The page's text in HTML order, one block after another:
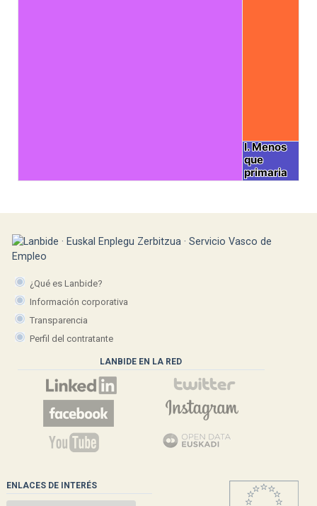
I. Menos
que
primaria
I. Menos
que
primaria
¿Qué es Lanbide?
Información corporativa
Transparencia
Perfil del contratante
LANBIDE EN LA RED
ENLACES DE INTERÉS